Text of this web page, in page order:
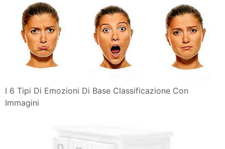
I 6 Tipi Di Emozioni Di Base Classificazione Con
Immagini